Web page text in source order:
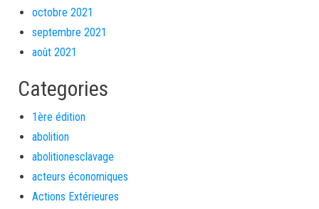
octobre 2021
septembre 2021
août 2021
Categories
1ère édition
abolition
abolitionesclavage
acteurs économiques
Actions Extérieures